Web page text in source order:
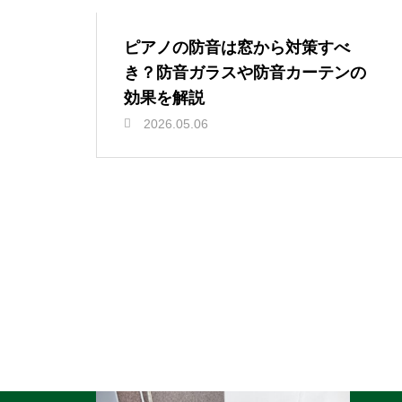
ピアノの防音は窓から対策すべ
き？防音ガラスや防音カーテンの
効果を解説
2026.05.06